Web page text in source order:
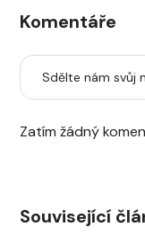
Komentáře
Sdělte nám svůj
Zatím žádný
Související